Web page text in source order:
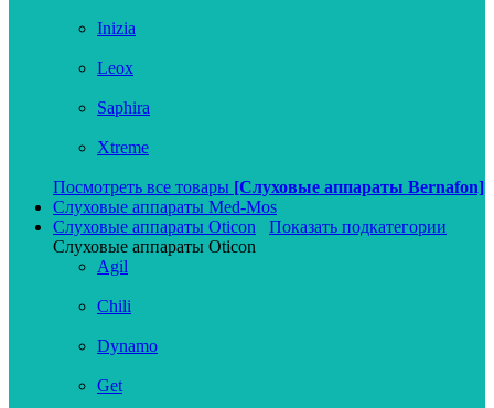
Inizia
Leox
Saphira
Xtreme
Посмотреть все товары [Слуховые аппараты Bernafon]
Слуховые аппараты Med-Mos
Слуховые аппараты Oticon
Показать подкатегории
Слуховые аппараты Oticon
Agil
Chili
Dynamo
Get